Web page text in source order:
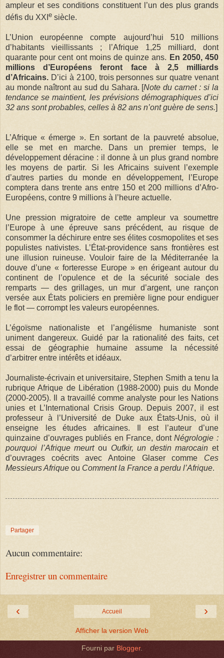
ampleur et ses conditions constituent l’un des plus grands
défis du XXI e siècle.
L’Union européenne compte aujourd’hui 510 millions
d’habitants vieillissants ; l’Afrique 1,25 milliard, dont
quarante pour cent ont moins de quinze ans. En 2050, 450
millions d’Européens feront face à 2,5 milliards
d’Africains. D’ici à 2100, trois personnes sur quatre venant
au monde naîtront au sud du Sahara. [Note du carnet : si la
tendance se maintient, les prévisions démographiques d’ici
32 ans sont probables, celles à 82 ans n’ont guère de sens.]
L’Afrique « émerge ». En sortant de la pauvreté absolue,
elle se met en marche. Dans un premier temps, le
développement déracine : il donne à un plus grand nombre
les moyens de partir. Si les Africains suivent l’exemple
d’autres parties du monde en développement, l’Europe
comptera dans trente ans entre 150 et 200 millions d’Afro-
Européens, contre 9 millions à l’heure actuelle.
Une pression migratoire de cette ampleur va soumettre
l’Europe à une épreuve sans précédent, au risque de
consommer la déchirure entre ses élites cosmopolites et ses
populistes nativistes. L’État-providence sans frontières est
une illusion ruineuse. Vouloir faire de la Méditerranée la
douve d’une « forteresse Europe » en érigeant autour du
continent de l’opulence et de la sécurité sociale des
remparts — des grillages, un mur d’argent, une rançon
versée aux États policiers en première ligne pour endiguer
le flot — corrompt les valeurs européennes.
L’égoïsme nationaliste et l’angélisme humaniste sont
uniment dangereux. Guidé par la rationalité des faits, cet
essai de géographie humaine assume la nécessité
d’arbitrer entre intérêts et idéaux.
Journaliste-écrivain et universitaire, Stephen Smith a tenu la
rubrique Afrique de Libération (1988-2000) puis du Monde
(2000-2005). Il a travaillé comme analyste pour les Nations
unies et L’International Crisis Group. Depuis 2007, il est
professeur à l’Université de Duke aux États-Unis, où il
enseigne les études africaines. Il est l’auteur d’une
quinzaine d’ouvrages publiés en France, dontNégrologie :
pourquoi l’Afrique meurtou Oufkir, un destin marocain et
d’ouvrages coécrits avec Antoine Glaser comme Ces
Messieurs Afrique ou Comment la France a perdu l’Afrique.
Partager
Aucun commentaire:
Enregistrer un commentaire
‹ ›
Accueil
Afficher la version Web
Fourni par Blogger.